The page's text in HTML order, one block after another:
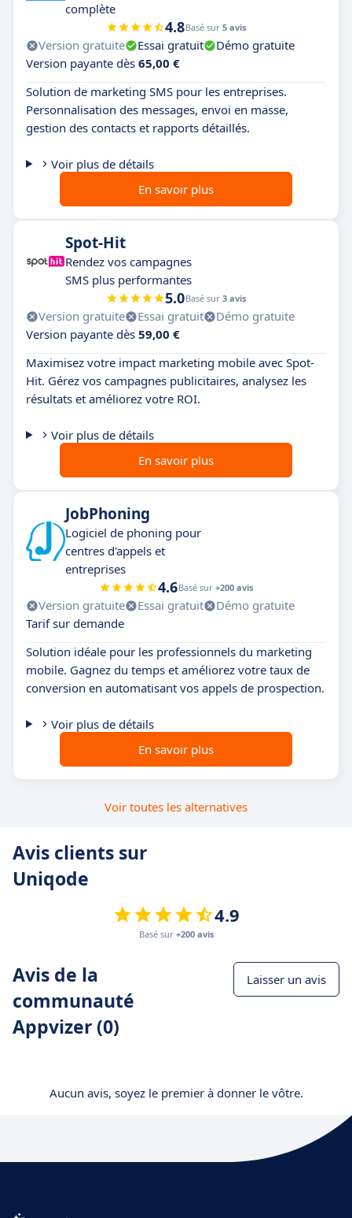
complète
4.8Basé sur 5 avis
Version gratuite Essai gratuit
Démo gratuite
Version payante dès 65,00 €
Solution de marketing SMS pour les entreprises.
Personnalisation des messages, envoi en masse,
gestion des contacts et rapports détaillés.
Voir plus de détails
En savoir plus
Spot-Hit
Rendez vos campagnes
SMS plus performantes
5.0Basé sur 3 avis
Version gratuite Essai gratuit
Démo gratuite
Version payante dès 59,00 €
Maximisez votre impact marketing mobile avec Spot-
Hit. Gérez vos campagnes publicitaires, analysez les
résultats et améliorez votre ROI.
Voir plus de détails
En savoir plus
JobPhoning
Logiciel de phoning pour
centres d'appels et
entreprises
4.6Basé sur +200 avis
Version gratuite Essai gratuit
Démo gratuite
Tarif sur demande
Solution idéale pour les professionnels du marketing
mobile. Gagnez du temps et améliorez votre taux de
conversion en automatisant vos appels de prospection.
Voir plus de détails
En savoir plus
Voir toutes les alternatives
Avis clients sur
Uniqode
4.9
Basé sur +200 avis
Avis de la
communauté
Appvizer (0)
Laisser un avis
Aucun avis, soyez le premier à donner le vôtre.